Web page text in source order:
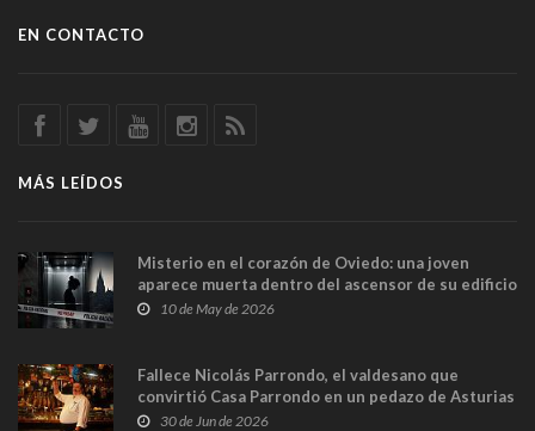
EN CONTACTO
MÁS LEÍDOS
Misterio en el corazón de Oviedo: una joven
aparece muerta dentro del ascensor de su edificio
y las cámaras captan sus últimos minutos
10 de May de 2026
Fallece Nicolás Parrondo, el valdesano que
convirtió Casa Parrondo en un pedazo de Asturias
en Madrid
30 de Jun de 2026